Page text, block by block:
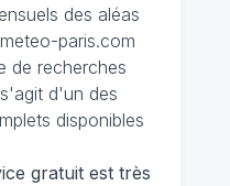
des aléas
paris.com
de recherches
d'un des
disponibles
gratuit est très